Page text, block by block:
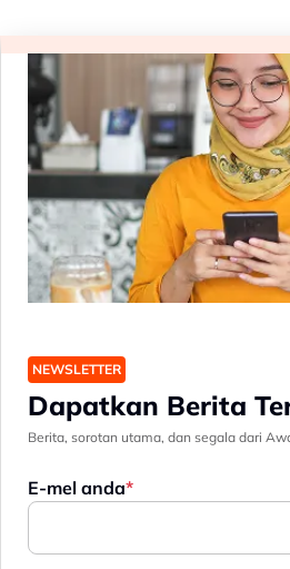
NEWSLETTER
Dapatkan Berita
Berita, sorotan utama, dan segala dari
E-mel anda